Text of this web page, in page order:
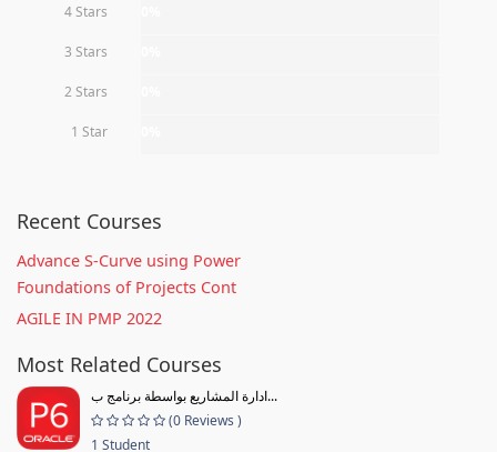
4 Stars
3 Stars
2 Stars
1 Star
Recent Courses
Advance S-Curve using Power
Foundations of Projects Cont
AGILE IN PMP 2022
Most Related Courses
ادارة المشاريع بواسطة برنامج ب...
(0 Reviews )
1 Student